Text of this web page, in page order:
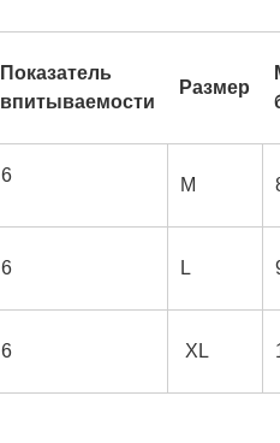
Показатель
впитываемости
Размер
6 M
6 L
6 XL